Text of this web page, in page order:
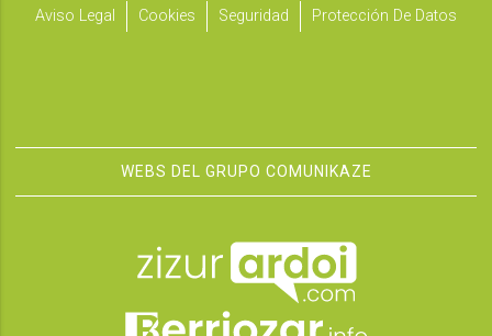
Aviso Legal
Cookies Seguridad Protección De Datos
WEBS DEL GRUPO COMUNIKAZE